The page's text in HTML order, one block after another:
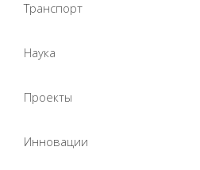
Транспорт
Наука
Проекты
Инновации